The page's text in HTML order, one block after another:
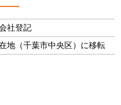
社登記
地（千葉市中央区）に移転